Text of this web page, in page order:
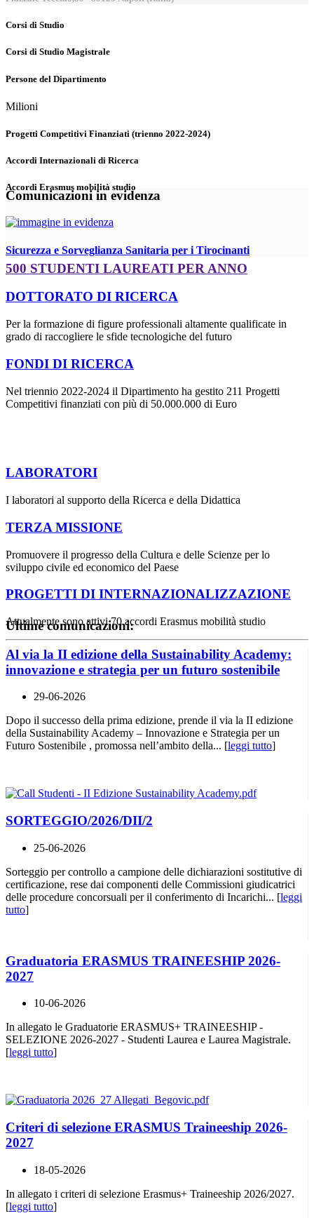
Corsi di Studio
Corsi di Studio Magistrale
Persone del Dipartimento
Milioni
Progetti Competitivi Finanziati (trienno 2022-2024)
Accordi Internazionali di Ricerca
Accordi Erasmus mobilità studio
Comunicazioni in evidenza
Sicurezza e Sorveglianza Sanitaria per i Tirocinanti
500 STUDENTI LAUREATI PER ANNO
DOTTORATO DI RICERCA
Per la formazione di figure professionali altamente qualificate in
grado di raccogliere le sfide tecnologiche del futuro
FONDI DI RICERCA
Nel triennio 2022-2024 il Dipartimento ha gestito 211 Progetti
Competitivi finanziati con più di 50.000.000 di Euro
LABORATORI
I laboratori al supporto della Ricerca e della Didattica
TERZA MISSIONE
Promuovere il progresso della Cultura e delle Scienze per lo
sviluppo civile ed economico del Paese
PROGETTI DI INTERNAZIONALIZZAZIONE
Attualmente sono attivi 70 accordi Erasmus mobilità studio
Ultime comunicazioni:
Al via la II edizione della Sustainability Academy:
innovazione e strategia per un futuro sostenibile
29-06-2026
Dopo il successo della prima edizione, prende il via la II edizione
della Sustainability Academy – Innovazione e Strategia per un
Futuro Sostenibile , promossa nell’ambito della... [leggi tutto]
SORTEGGIO/2026/DII/2
25-06-2026
Sorteggio per controllo a campione delle dichiarazioni sostitutive di
certificazione, rese dai componenti delle Commissioni giudicatrici
delle procedure concorsuali per il conferimento di Incarichi... [leggi
tutto]
Graduatoria ERASMUS TRAINEESHIP 2026-
2027
10-06-2026
In allegato le Graduatorie ERASMUS+ TRAINEESHIP -
SELEZIONE 2026-2027 - Studenti Laurea e Laurea Magistrale.
[leggi tutto]
Criteri di selezione ERASMUS Traineeship 2026-
2027
18-05-2026
In allegato i criteri di selezione Erasmus+ Traineeship 2026/2027.
[leggi tutto]